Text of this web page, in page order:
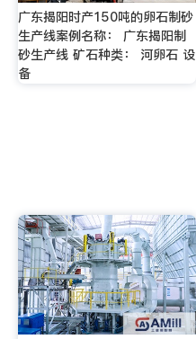
广东揭阳时产150吨的卵石制砂
生产线案例名称： 广东揭阳制
砂生产线 矿石种类： 河卵石 设
备